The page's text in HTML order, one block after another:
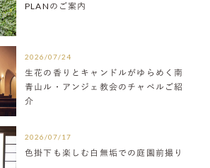
PLANのご案内
2026/07/24
生花の香りとキャンドルがゆらめく南
青山ル・アンジェ教会のチャペルご紹
介
2026/07/17
色掛下も楽しむ白無垢での庭園前撮り